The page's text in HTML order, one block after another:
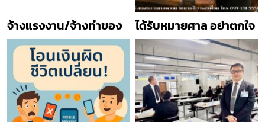
จ้างแรงงาน/จ้างทำของ ได้รับหมายศาล อย่าตกใจ